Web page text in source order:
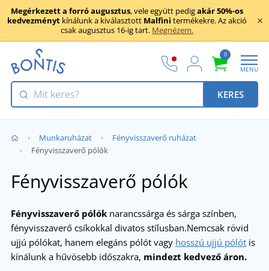
Megérkezett a forró augusztus, vele együtt pedigakár 50%-os
kedvezményt kínálunk a kiválasztott Malfini termékekre. Az akció
csak augusztus 16-ig tart. Megnézem.
0
MENU
KERES
Munkaruházat
Fényvisszaverő ruházat
Fényvisszaverő pólók
Fényvisszaverő pólók
Fényvisszaverő pólók narancssárga és sárga színben,
fényvisszaverő csíkokkal divatos stílusban.Nemcsak rövid
ujjú pólókat, hanem elegáns pólót vagy hosszú ujjú pólót is
kínálunk a hűvösebb időszakra, mindezt kedvező áron.